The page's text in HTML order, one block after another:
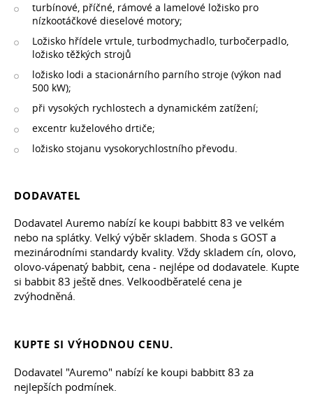
turbínové, příčné, rámové a lamelové ložisko pro
nízkootáčkové dieselové motory;
Ložisko hřídele vrtule, turbodmychadlo, turbočerpadlo,
ložisko těžkých strojů
ložisko lodi a stacionárního parního stroje (výkon nad
500 kW);
při vysokých rychlostech a dynamickém zatížení;
excentr kuželového drtiče;
ložisko stojanu vysokorychlostního převodu.
DODAVATEL
Dodavatel Auremo nabízí ke koupi babbitt 83 ve velkém
nebo na splátky. Velký výběr skladem. Shoda s GOST a
mezinárodními standardy kvality. Vždy skladem cín, olovo,
olovo-vápenatý babbit, cena - nejlépe od dodavatele. Kupte
si babbit 83 ještě dnes. Velkoodběratelé cena je
zvýhodněná.
KUPTE SI VÝHODNOU CENU.
Dodavatel "Auremo" nabízí ke koupi babbitt 83 za
nejlepších podmínek.